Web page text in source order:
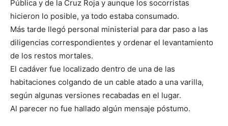
Pública y de la Cruz Roja y aunque los socorristas
hicieron lo posible, ya todo estaba consumado.
Más tarde llegó personal ministerial para dar paso a las
diligencias correspondientes y ordenar el levantamiento
de los restos mortales.
El cadáver fue localizado dentro de una de las
habitaciones colgando de un cable atado a una varilla,
según algunas versiones recabadas en el lugar.
Al parecer no fue hallado algún mensaje póstumo.